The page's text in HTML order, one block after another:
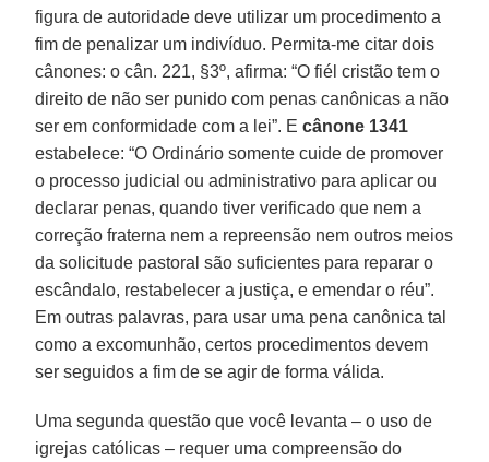
figura de autoridade deve utilizar um procedimento a
fim de penalizar um indivíduo. Permita-me citar dois
cânones: o cân. 221, §3º, afirma: “O fiél cristão tem o
direito de não ser punido com penas canônicas a não
ser em conformidade com a lei”. Ecânone 1341
estabelece: “O Ordinário somente cuide de promover
o processo judicial ou administrativo para aplicar ou
declarar penas, quando tiver verificado que nem a
correção fraterna nem a repreensão nem outros meios
da solicitude pastoral são suficientes para reparar o
escândalo, restabelecer a justiça, e emendar o réu”.
Em outras palavras, para usar uma pena canônica tal
como a excomunhão, certos procedimentos devem
ser seguidos a fim de se agir de forma válida.
Uma segunda questão que você levanta – o uso de
igrejas católicas – requer uma compreensão do